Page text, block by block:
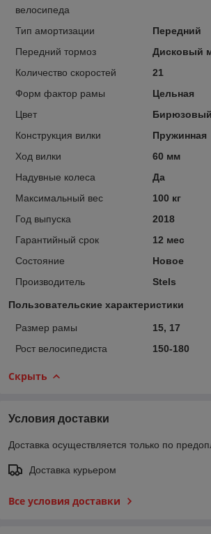
велосипеда
Тип амортизации
Передний
Передний тормоз
Дисковый
Количество скоростей
21
Форм фактор рамы
Цельная
Цвет
Бирюзовый
Конструкция вилки
Пружинная
Ход вилки
60 мм
Надувные колеса
Да
Максимальный вес
100 кг
Год выпуска
2018
Гарантийный срок
12 мес
Состояние
Новое
Производитель
Stels
Пользовательские характеристики
Размер рамы
15, 17
Рост велосипедиста
150-180
Скрыть
Условия доставки
Доставка осуществляется только по
Доставка курьером
Все условия доставки